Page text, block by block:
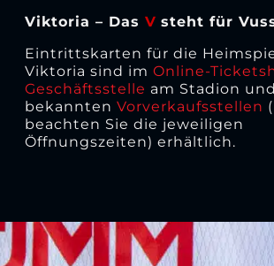
Viktoria – Das V steht für
Eintrittskarten für die
Viktoria sind im Online-
Geschäftsstelle am Stadion
bekannten Vorverkaufsstellen
beachten Sie die jeweiligen
Öffnungszeiten) erhältlich.